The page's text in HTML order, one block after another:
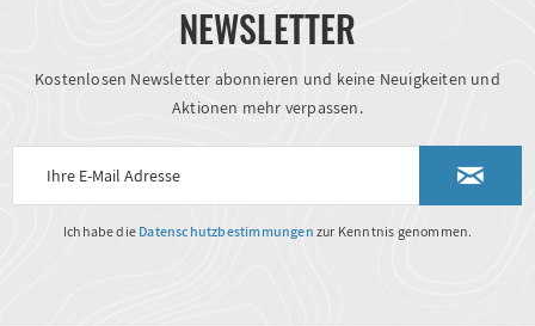
NEWSLETTER
Kostenlosen Newsletter abonnieren und keine Neuigkeiten und
Aktionen mehr verpassen.
Ich habe die Datenschutzbestimmungen zur Kenntnis genommen.